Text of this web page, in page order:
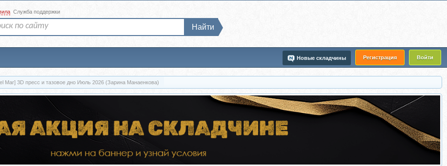
Регистрация Войти
Новые складчины
Служба поддержки
Найти
Скачать [Zarina Del Mar] 3D пресс и тазовое дно Июль 2026 (Зарина Манаенкова)